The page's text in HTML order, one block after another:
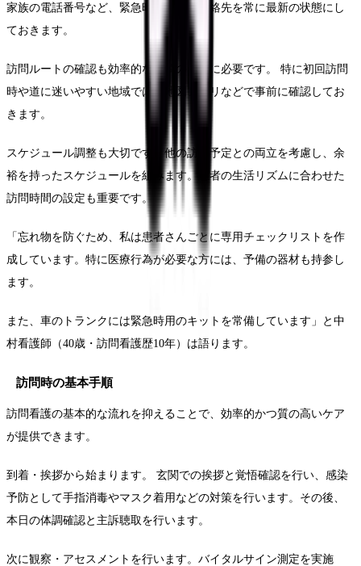
家族の電話番号など、緊急時に必要な連絡先を常に最新の状態にし
ておきます。
訪問ルートの確認も効率的な訪問のために必要です。 特に初回訪問
時や道に迷いやすい地域では、地図アプリなどで事前に確認してお
きます。
スケジュール調整も大切です。他の訪問予定との両立を考慮し、余
裕を持ったスケジュールを組みます。患者の生活リズムに合わせた
訪問時間の設定も重要です。
「忘れ物を防ぐため、私は患者さんごとに専用チェックリストを作
成しています。特に医療行為が必要な方には、予備の器材も持参し
ます。
また、車のトランクには緊急時用のキットを常備しています」と中
村看護師（40歳・訪問看護歴10年）は語ります。
訪問時の基本手順
訪問看護の基本的な流れを抑えることで、効率的かつ質の高いケア
が提供できます。
到着・挨拶から始まります。 玄関での挨拶と覚悟確認を行い、感染
予防として手指消毒やマスク着用などの対策を行います。その後、
本日の体調確認と主訴聴取を行います。
次に観察・アセスメントを行います。バイタルサイン測定を実施